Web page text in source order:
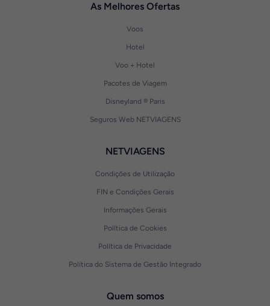
As Melhores Ofertas
Voos
Hotel
Voo + Hotel
Pacotes de Viagem
Disneyland ® Paris
Seguros Web NETVIAGENS
NETVIAGENS
Condições de Utilização
FIN e Condições Gerais
Informações Gerais
Política de Cookies
Política de Privacidade
Política do Sistema de Gestão Integrado
Quem somos